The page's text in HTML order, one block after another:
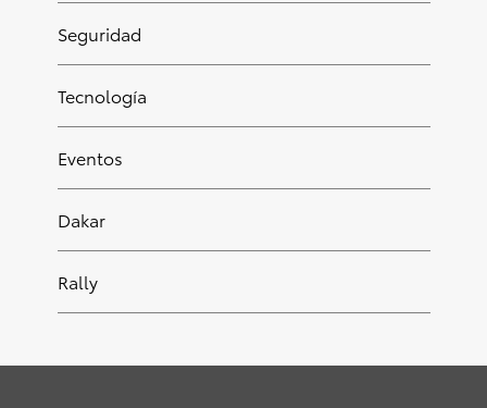
Seguridad
Tecnología
Eventos
Dakar
Rally